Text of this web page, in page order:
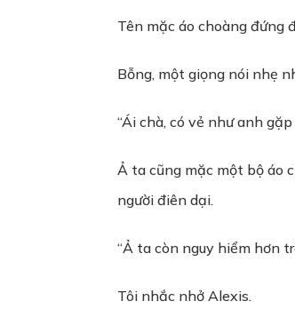
Tên mặc áo choàng đứng
Bỗng, một giọng nói nhẹ
“Ái chà, có vẻ như anh
Ả ta cũng mặc một bộ áo
người điên dại.
“Ả ta còn nguy hiểm hơn
Tôi nhắc nhở Alexis.